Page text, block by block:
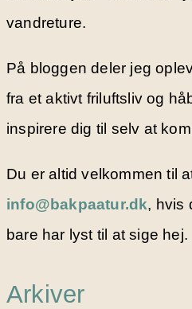
vandreture.
På bloggen deler jeg
fra et aktivt friluftsliv og
inspirere dig til selv at
Du er altid velkommen til
info@bakpaatur.dk, hvis
bare har lyst til at sige hej.
Arkiver